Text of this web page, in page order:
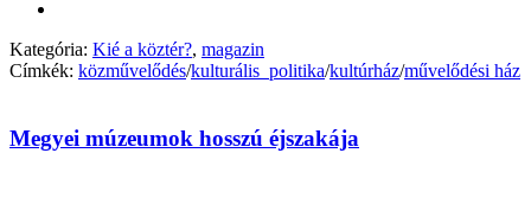
Kategória: Kié a köztér?, magazin
Címkék: közművelődés/kulturális_politika/kultúrház/művelődési ház
Megyei múzeumok hosszú éjszakája